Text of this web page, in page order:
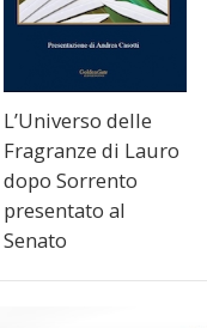
L’Universo delle
Fragranze di Lauro
dopo Sorrento
presentato al
Senato